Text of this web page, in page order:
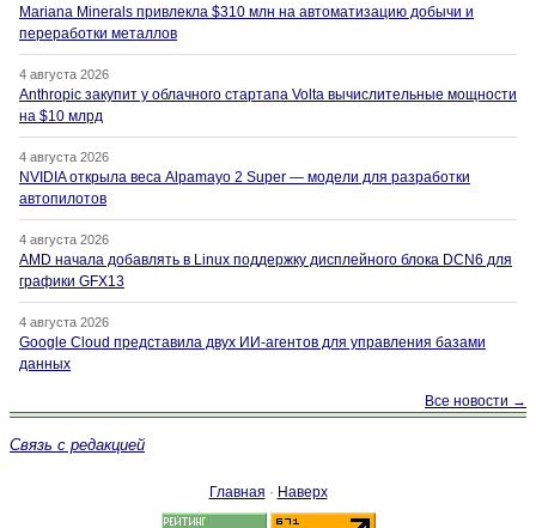
Mariana Minerals привлекла $310 млн на автоматизацию добычи и
переработки металлов
4 августа 2026
Anthropic закупит у облачного стартапа Volta вычислительные мощности
на $10 млрд
4 августа 2026
NVIDIA открыла веса Alpamayo 2 Super — модели для разработки
автопилотов
4 августа 2026
AMD начала добавлять в Linux поддержку дисплейного блока DCN6 для
графики GFX13
4 августа 2026
Google Cloud представила двух ИИ-агентов для управления базами
данных
Все новости →
Связь с редакцией
Главная · Наверх